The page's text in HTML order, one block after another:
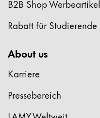
B2B Shop Werbeartikel
Rabatt für Studierende
About us
Karriere
Pressebereich